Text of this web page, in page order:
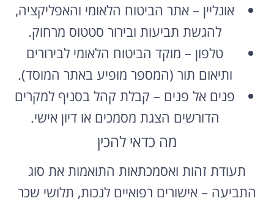
אונליין – אתר הביטוח הלאומי והאפליקציה,
להגשת תביעות ובירור סטטוס מרחוק.
טלפון – מוקד הביטוח הלאומי לבירורים
ותיאום תור (המספר מופיע באתר המוסד).
פנים אל פנים – קבלת קהל בסניף למקרים
הדורשים הצגת מסמכים או דיון אישי.
מה כדאי להכין
תעודת זהות ואסמכתאות התואמות את סוג
התביעה – אישורים רפואיים לנכות, תלושי שכר